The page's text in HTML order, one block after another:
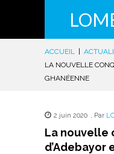
ACCUEIL
LA NOUVELLE
GHANÉENNE
2 juin 2020 , Par
La nouvelle
d’Adebayor